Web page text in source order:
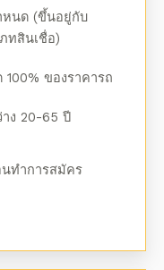
หนด (ขึ้นอยู่กับ
ทสินเชื่อ)
100% ของราคารถ
าง 20-65 ปี
นทำการสมัคร